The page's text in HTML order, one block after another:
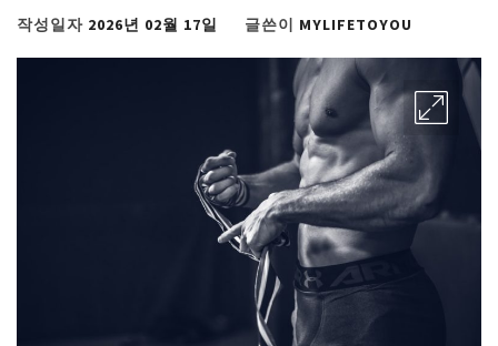
작성일자 2026년 02월 17일 글쓴이 MYLIFETOYOU